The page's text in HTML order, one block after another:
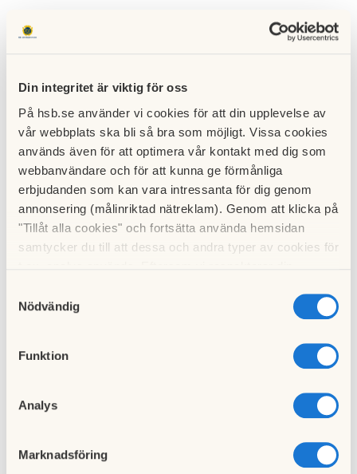
Din integritet är viktig för oss
På hsb.se använder vi cookies för att din upplevelse av
vår webbplats ska bli så bra som möjligt. Vissa cookies
används även för att optimera vår kontakt med dig som
webbanvändare och för att kunna ge förmånliga
erbjudanden som kan vara intressanta för dig genom
annonsering (målinriktad nätreklam). Genom att klicka på
"Tillåt alla cookies" och fortsätta använda hemsidan
samtycker du till att dessa och andra typer av cookies för
cookies och välja att endast tillåta ett urval.
Nödvändig
Funktion
Analys
Marknadsföring
Lediga lägenheter
Nyligen förmedlade
lägenheter
Adress:Kockumsgatan
Rum:2
Förmedling:
35bosparpoäng
Rum:1
Inflyttning:2026-09-15